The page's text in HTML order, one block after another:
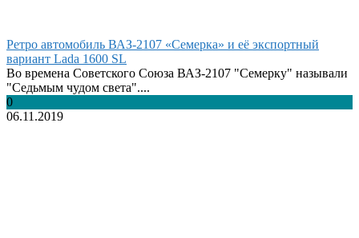
Ретро автомобиль ВАЗ-2107 «Семерка» и её экспортный
вариант Lada 1600 SL
Во времена Советского Союза ВАЗ-2107 "Семерку" называли
"Седьмым чудом света"....
0
06.11.2019